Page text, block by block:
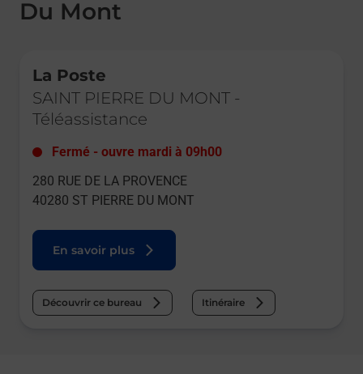
Du Mont
La Poste
SAINT PIERRE DU MONT -
Téléassistance
Fermé - ouvre mardi à 09h00
280 RUE DE LA PROVENCE
40280 ST PIERRE DU MONT
En savoir plus
Découvrir ce bureau Itinéraire